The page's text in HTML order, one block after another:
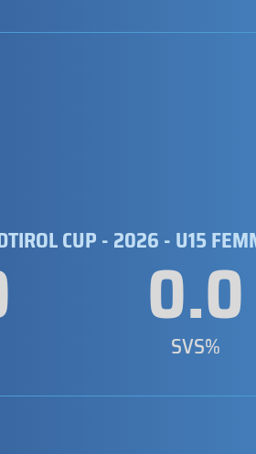
CUP - 2026 - U15
0.0
SVS%